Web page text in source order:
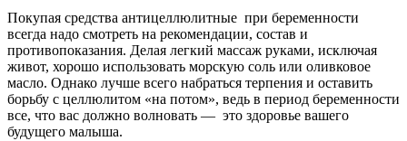
Покупая средства антицеллюлитные при беременности
всегда надо смотреть на рекомендации, состав и
противопоказания. Делая легкий массаж руками, исключая
живот, хорошо использовать морскую соль или оливковое
масло. Однако лучше всего набраться терпения и оставить
борьбу с целлюлитом «на потом», ведь в период беременности
все, что вас должно волновать — это здоровье вашего
будущего малыша.